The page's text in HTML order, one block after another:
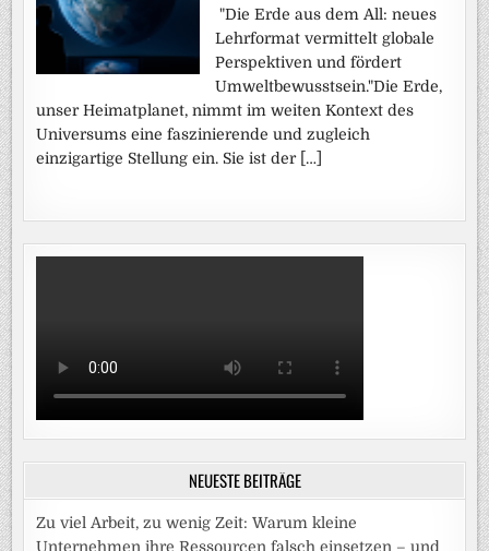
"Die Erde aus dem All: neues
Lehrformat vermittelt globale
Perspektiven und fördert
Umweltbewusstsein."Die Erde,
unser Heimatplanet, nimmt im weiten Kontext des
Universums eine faszinierende und zugleich
einzigartige Stellung ein. Sie ist der […]
NEUESTE BEITRÄGE
Zu viel Arbeit, zu wenig Zeit: Warum kleine
Unternehmen ihre Ressourcen falsch einsetzen – und